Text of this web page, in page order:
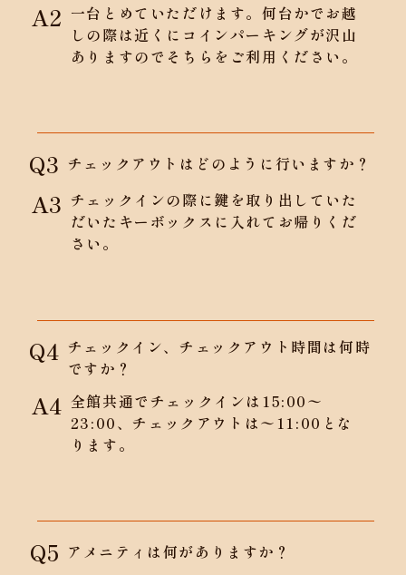
A2 一台とめていただけます。何台かでお越
しの際は近くにコインパーキングが沢山
ありますのでそちらをご利用ください。
Q3 チェックアウトはどのように行いますか？
A3 チェックインの際に鍵を取り出していた
だいたキーボックスに入れてお帰りくだ
さい。
Q4 チェックイン、チェックアウト時間は何時
ですか？
A4 全館共通でチェックインは15:00〜
23:00、チェックアウトは〜11:00とな
ります。
Q5 アメニティは何がありますか？